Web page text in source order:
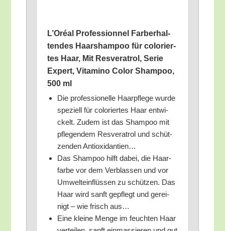
L’O­ré­al Pro­fes­si­on­nel Farb­er­hal­
ten­des Haar­sham­poo für colo­rier­
tes Haar, Mit Res­ver­at­rol, Serie
Expert, Vit­ami­no Color Sham­poo,
500 ml
Die pro­fes­sio­nel­le Haar­pfle­ge wur­de
spe­zi­ell für colo­rier­tes Haar ent­wi­
ckelt. Zudem ist das Sham­poo mit
pfle­gen­dem Res­ver­at­rol und schüt­
zen­den Antioxidantien…
Das Sham­poo hilft dabei, die Haar­
far­be vor dem Ver­blas­sen und vor
Umwelt­ein­flüs­sen zu schüt­zen. Das
Haar wird sanft gepflegt und gerei­
nigt – wie frisch aus…
Eine klei­ne Men­ge im feuch­ten Haar